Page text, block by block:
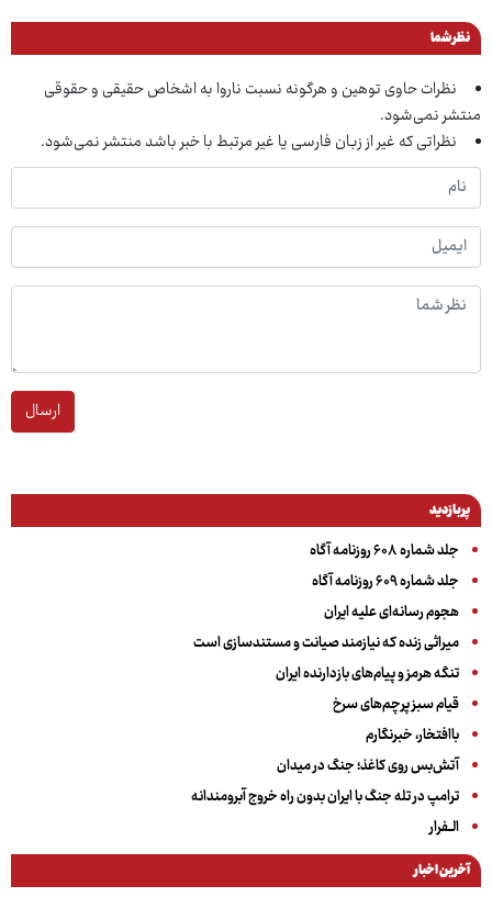
نظر شما
نظرات حاوی توهین و هرگونه نسبت ناروا به اشخاص حقیقی و حقوقی
منتشر نمی‌شود.
نظراتی که غیر از زبان فارسی یا غیر مرتبط با خبر باشد منتشر نمی‌شود.
ارسال
پربازدید
جلد شماره ۶۰۸ روزنامه آگاه
جلد شماره ۶۰۹ روزنامه آگاه
هجوم رسانه‌ای علیه ایران
میراثی زنده که نیازمند صیانت و مستندسازی است
تنگه هرمز و پیام‌های بازدارنده ایران
قیام سبز پرچم‌های سرخ
باافتخار، خبرنگارم
آتش‌بس روی کاغذ؛ جنگ در میدان
ترامپ در تله جنگ با ایران بدون راه خروج آبرومندانه
الــفرار
آخرین اخبار